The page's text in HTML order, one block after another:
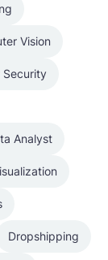
Vision
Security
Analyst
Dropshipping